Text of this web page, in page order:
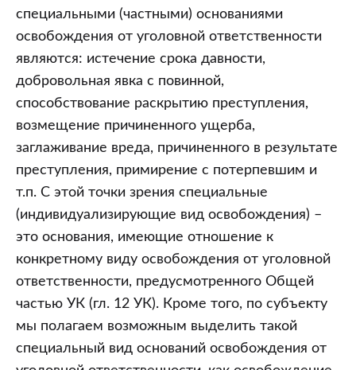
специальными (частными) основаниями
освобождения от уголовной ответственности
являются: истечение срока давности,
добровольная явка с повинной,
способствование раскрытию преступления,
возмещение причиненного ущерба,
заглаживание вреда, причиненного в результате
преступления, примирение с потерпевшим и
т.п. С этой точки зрения специальные
(индивидуализирующие вид освобождения) –
это основания, имеющие отношение к
конкретному виду освобождения от уголовной
ответственности, предусмотренного Общей
частью УК (гл. 12 УК). Кроме того, по субъекту
мы полагаем возможным выделить такой
специальный вид оснований освобождения от